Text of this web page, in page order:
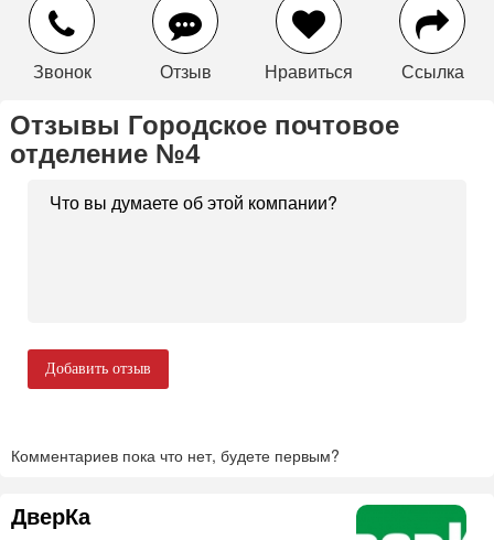
Звонок Отзыв Нравиться Ссылка
Отзывы Городское почтовое
отделение №4
Добавить отзыв
Комментариев пока что нет, будете первым?
ДверКа